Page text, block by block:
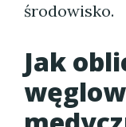
środowisko.
Jak